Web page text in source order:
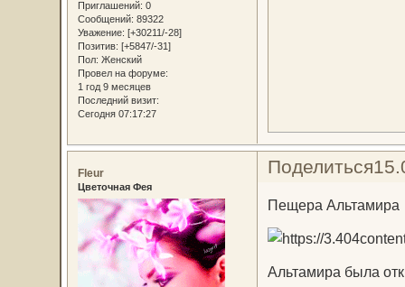
Приглашений: 0
Сообщений: 89322
Уважение: [+30211/-28]
Позитив: [+5847/-31]
Пол: Женский
Провел на форуме:
1 год 9 месяцев
Последний визит:
Сегодня 07:17:27
Поделиться
Fleur
Цветочная Фея
Пещера Альтамира
Альтамира была